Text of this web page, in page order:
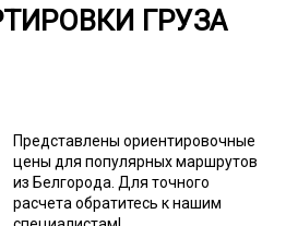
ГРУЗА
Представлены ориентировочные
цены для популярных маршрутов
из Белгорода. Для точного
расчета обратитесь к нашим